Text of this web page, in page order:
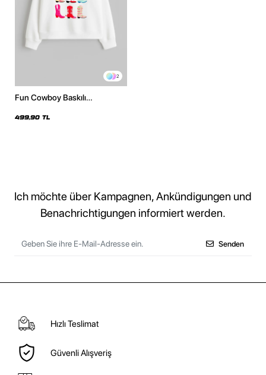
2
Fun Cowboy Baskılı
Beyaz Sweatshirt
499,90 TL
Ich möchte über Kampagnen, Ankündigungen und
Benachrichtigungen informiert werden.
Senden
Hızlı Teslimat
Güvenli Alışveriş